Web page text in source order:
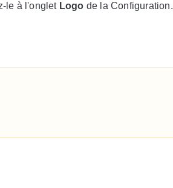
le à l'onglet Logo de la Configuration.